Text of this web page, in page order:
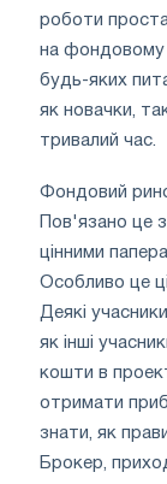
роботи проста
на фондовому
будь-яких
як новачки,
тривалий час.
Фондовий
Пов'язано це
цінними
Особливо це
Деякі
як інші
кошти в
отримати
знати, як
Брокер,